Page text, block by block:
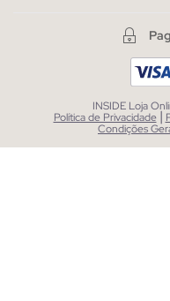
INSIDE Loja
Política de Privacidade |
Condições